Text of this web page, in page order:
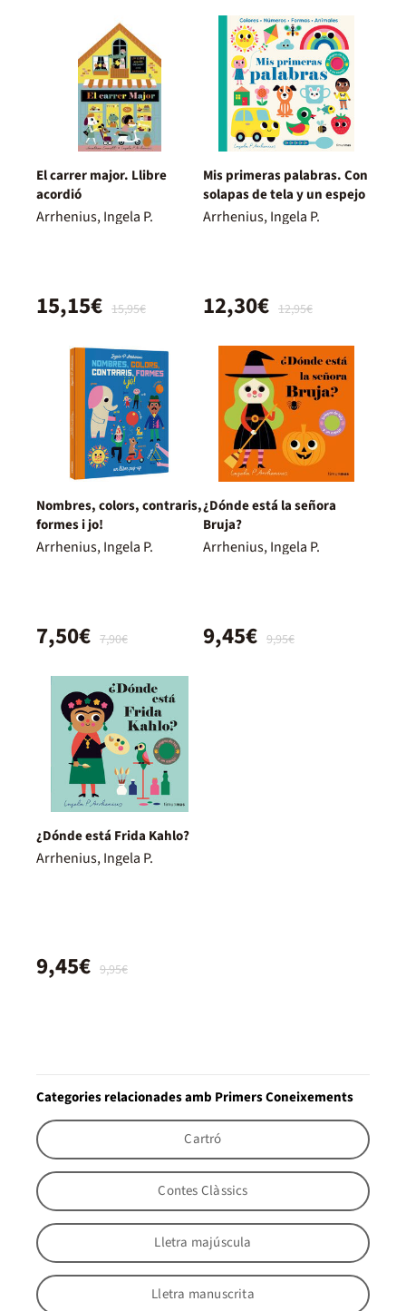
El carrer major. Llibre
acordió
Arrhenius, Ingela P.
15,95€
15,15€
Mis primeras palabras. Con
solapas de tela y un espejo
Arrhenius, Ingela P.
12,95€
12,30€
Nombres, colors, contraris,
formes i jo!
Arrhenius, Ingela P.
7,90€
7,50€
¿Dónde está la señora
Bruja?
Arrhenius, Ingela P.
9,95€
9,45€
¿Dónde está Frida Kahlo?
Arrhenius, Ingela P.
9,95€
9,45€
Categories relacionades amb Primers Coneixements
Cartró
Contes Clàssics
Lletra majúscula
Lletra manuscrita